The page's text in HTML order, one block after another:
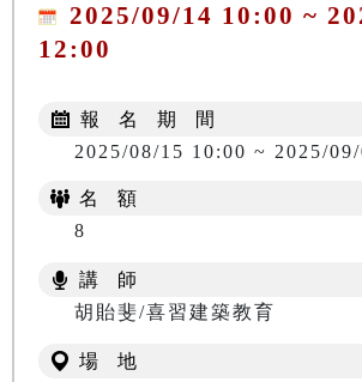
2025/09/14 10:00 ~
12:00
報 名 期 間
2025/08/15 10:00 ~ 2025/
名 額
8
講 師
胡貽斐/喜習建築教育
場 地